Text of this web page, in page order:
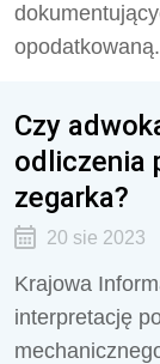
opodatkowaną.
Czy
odliczenia
zegarka?
20 sie 2023
Krajowa
interpretację